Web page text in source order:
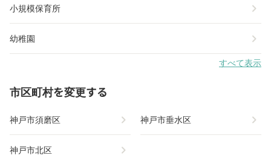
小規模保育所 chevron_right
幼稚園 chevron_right
すべて表示
市区町村を変更する
神戸市須磨区 chevron_right 神戸市垂水区 chevron_right
神戸市北区 chevron_right